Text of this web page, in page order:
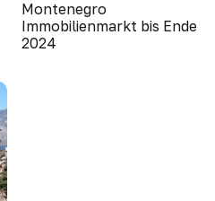
Montenegro
Immobilienmarkt bis Ende
2024